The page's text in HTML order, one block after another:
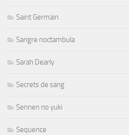
Saint Germain
Sangre noctambula
Sarah Dearly
Secrets de sang
Sennen no yuki
Sequence